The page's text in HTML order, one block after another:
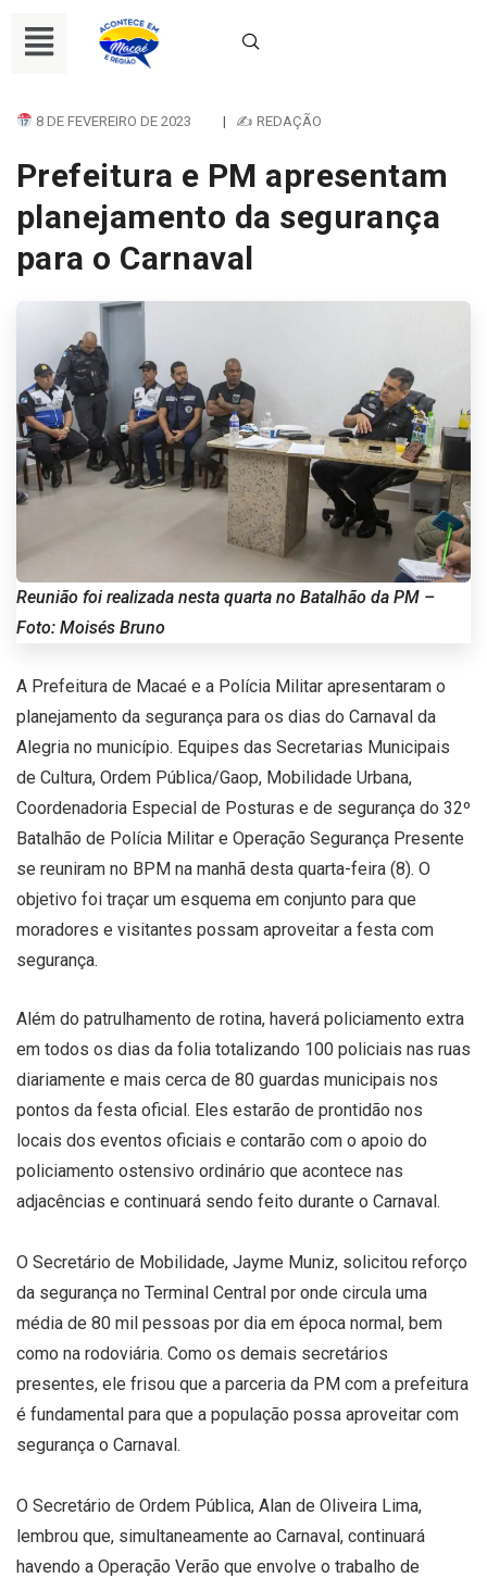
8 DE FEVEREIRO DE 2023 | ✍ REDAÇÃO
Prefeitura e PM apresentam
planejamento da segurança
para o Carnaval
Reunião foi realizada nesta quarta no Batalhão da PM –
Foto: Moisés Bruno
A Prefeitura de Macaé e a Polícia Militar apresentaram o
planejamento da segurança para os dias do Carnaval da
Alegria no município. Equipes das Secretarias Municipais
de Cultura, Ordem Pública/Gaop, Mobilidade Urbana,
Coordenadoria Especial de Posturas e de segurança do 32º
Batalhão de Polícia Militar e Operação Segurança Presente
se reuniram no BPM na manhã desta quarta-feira (8). O
objetivo foi traçar um esquema em conjunto para que
moradores e visitantes possam aproveitar a festa com
segurança.
Além do patrulhamento de rotina, haverá policiamento extra
em todos os dias da folia totalizando 100 policiais nas ruas
diariamente e mais cerca de 80 guardas municipais nos
pontos da festa oficial. Eles estarão de prontidão nos
locais dos eventos oficiais e contarão com o apoio do
policiamento ostensivo ordinário que acontece nas
adjacências e continuará sendo feito durante o Carnaval.
O Secretário de Mobilidade, Jayme Muniz, solicitou reforço
da segurança no Terminal Central por onde circula uma
média de 80 mil pessoas por dia em época normal, bem
como na rodoviária. Como os demais secretários
presentes, ele frisou que a parceria da PM com a prefeitura
é fundamental para que a população possa aproveitar com
segurança o Carnaval.
O Secretário de Ordem Pública, Alan de Oliveira Lima,
lembrou que, simultaneamente ao Carnaval, continuará
havendo a Operação Verão que envolve o trabalho de